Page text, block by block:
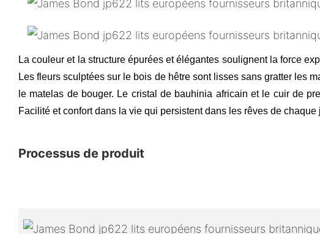
La couleur et la structure épurées et élégantes soulignent la force
Les fleurs sculptées sur le bois de hêtre sont lisses sans gratter les
le matelas de bouger. Le cristal de bauhinia africain et le cuir de
Facilité et confort dans la vie qui persistent dans les rêves de chaque
Processus de produit